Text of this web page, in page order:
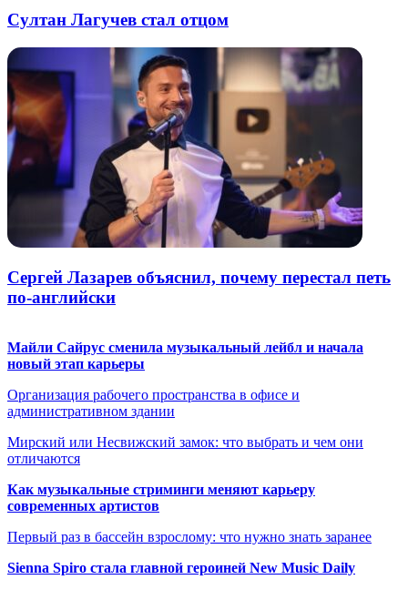
Султан Лагучев стал отцом
Сергей Лазарев объяснил, почему перестал петь
по-английски
Майли Сайрус сменила музыкальный лейбл и начала
новый этап карьеры
Организация рабочего пространства в офисе и
административном здании
Мирский или Несвижский замок: что выбрать и чем они
отличаются
Как музыкальные стриминги меняют карьеру
современных артистов
Первый раз в бассейн взрослому: что нужно знать заранее
Sienna Spiro стала главной героиней New Music Daily